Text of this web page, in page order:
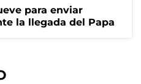
para enviar
la llegada del Papa